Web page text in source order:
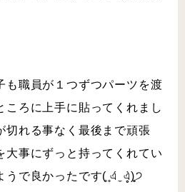
も職員が１つずつパーツを渡
ころに上手に貼ってくれまし
切れる事なく最後まで頑張
大事にずっと持ってくれてい
うで良かったです(̥ ̥এ́ ̼ এ̥̀)̥̥੭